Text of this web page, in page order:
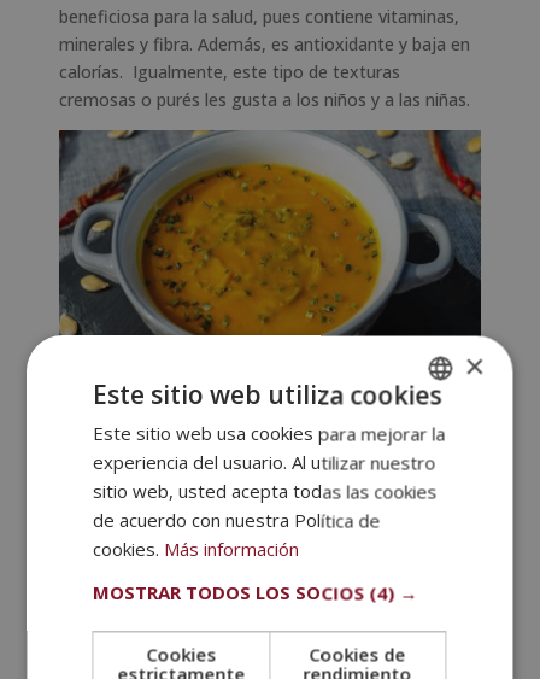
beneficiosa para la salud, pues contiene vitaminas,
minerales y fibra. Además, es antioxidante y baja en
calorías. Igualmente, este tipo de texturas
cremosas o purés les gusta a los niños y a las niñas.
Ensalada de lentejas con salmón
Como es súper necesario comer legumbres durante
todo el año, te proponemos esta ensalada. Además
de tener un aspecto apetecible, es deliciosa y
básicos.
Lo único que necesitas es 150 g de salmón
ahumado, 200 g de lentejas, 2 cebollas y 30 g de
SPANISH
PORTUGUESE
×
Este sitio web utiliza cookies
Este sitio web usa cookies para mejorar la
experiencia del usuario. Al utilizar nuestro
sitio web, usted acepta todas las cookies
de acuerdo con nuestra Política de
cookies. Más información
MOSTRAR TODOS LOS SOCIOS (4) →
Cookies
estrictamente
Cookies de
rendimiento